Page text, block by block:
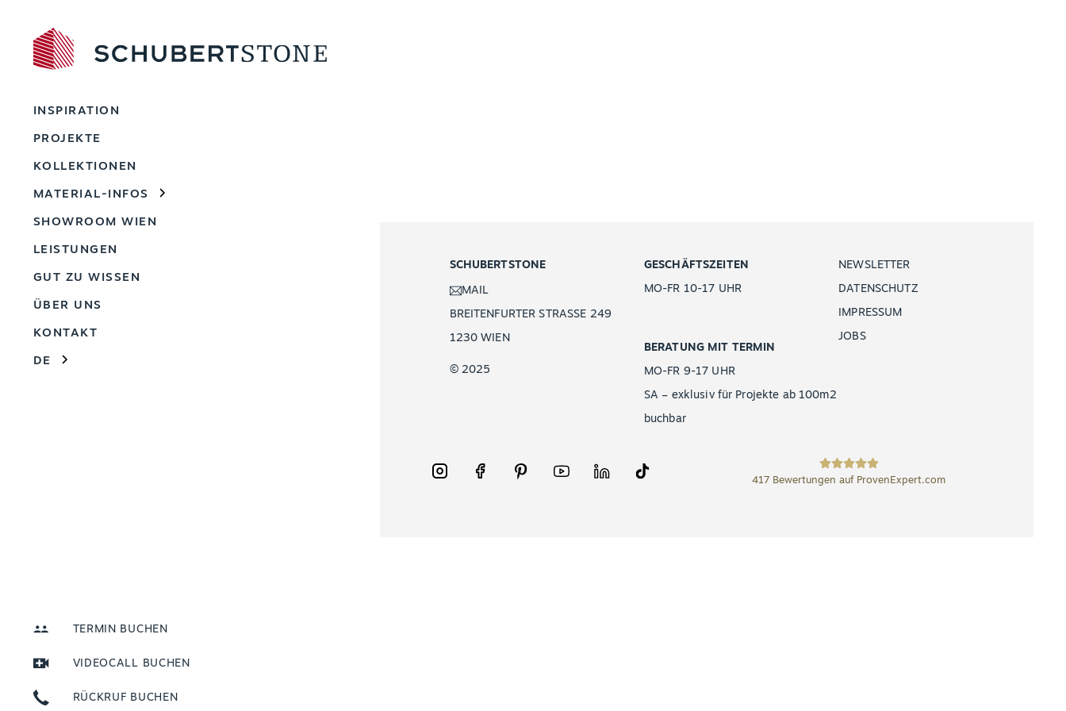
INSPIRATION
PROJEKTE
KOLLEKTIONEN
MATERIAL-INFOS
SHOWROOM WIEN
LEISTUNGEN
GUT ZU WISSEN
ÜBER UNS
KONTAKT
DE
TERMIN BUCHEN
VIDEOCALL BUCHEN
RÜCKRUF BUCHEN
SCHUBERTSTONE
MAIL
BREITENFURTER STRASSE 249
1230 WIEN
© 2025
GESCHÄFTSZEITEN
MO-FR 10-17 UHR
BERATUNG MIT TERMIN
MO-FR 9-17 UHR
SA – exklusiv für Projekte ab 100m2
buchbar
NEWSLETTER
DATENSCHUTZ
IMPRESSUM
JOBS
417 Bewertungen auf ProvenExpert.com